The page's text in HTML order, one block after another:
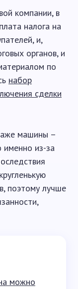
компании, в
налога на
и,
органов, и
по
набор
сделки
машины –
именно из-за
поэтому лучше
можно